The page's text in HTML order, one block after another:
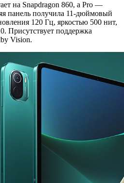
на Snapdragon 860, а Pro —
панель получила 11-дюймовый
120 Гц, яркостью 500 нит,
Присутствует поддержка
Vision.